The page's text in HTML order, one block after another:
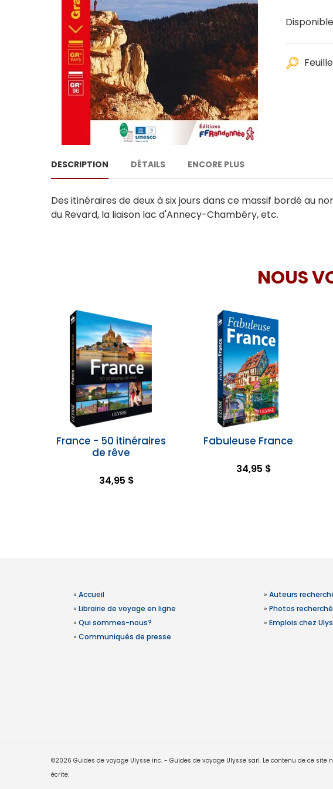
DESCRIPTION DÉTAILS ENCORE PLUS
Des itinéraires de deux à six jours dans ce massif bordé au
du Revard, la liaison lac d'Annecy-Chambéry, etc.
NOUS
France - 50 itinéraires
de rêve
34,95 $
Fabuleuse France
34,95 $
» Accueil
» Librairie de voyage en ligne
» Qui sommes-nous?
» Communiqués de presse
» Auteurs
» Photos
» Emplois chez
©2026 Guides de voyage Ulysse inc. - Guides de voyage Ulysse sarl. Le contenu de ce
écrite.